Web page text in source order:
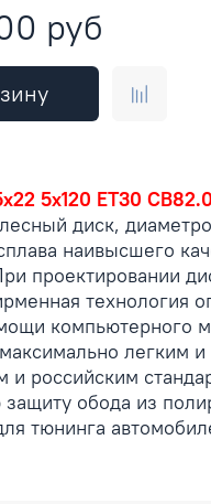
руб
5x120 ET30
диск,
наивысшего
проектировании
технология
компьютерного
легким
российским
обода из
тюнинга